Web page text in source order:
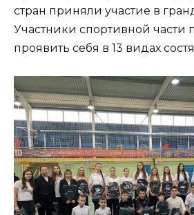
стран приняли участие в
Участники спортивной части
проявить себя в 13 видах